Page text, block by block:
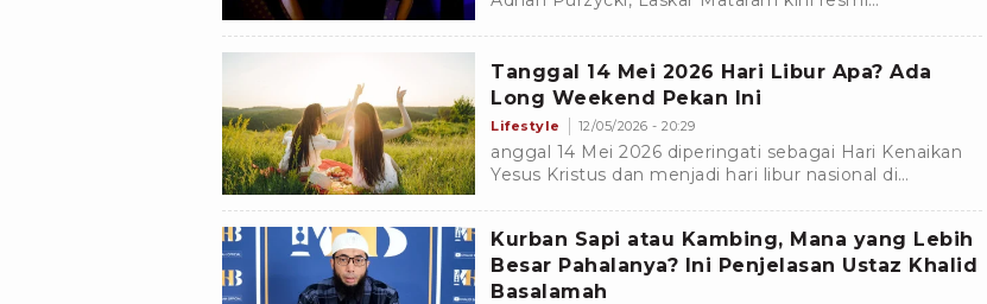
Tanggal 14 Mei 2026 Hari Libur Apa? Ada
Long Weekend Pekan Ini
Lifestyle 12/05/2026 - 20:29
anggal 14 Mei 2026 diperingati sebagai Hari Kenaikan
Yesus Kristus dan menjadi hari libur nasional di
Kurban Sapi atau Kambing, Mana yang Lebih
Besar Pahalanya? Ini Penjelasan Ustaz Khalid
Basalamah